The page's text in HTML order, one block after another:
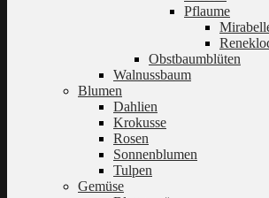
Pflaume
Obstbaumblüten
Walnussbaum
Blumen
Dahlien
Krokusse
Rosen
Sonnenblumen
Tulpen
Gemüse